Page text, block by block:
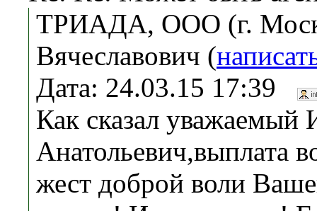
ТРИАДА, ООО (г.
Вячеславович (
Дата: 24.03.15 17:39
Как сказал уважаемый
Анатольевич,выплата
жест доброй воли